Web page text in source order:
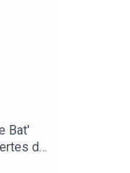
Bat'
de